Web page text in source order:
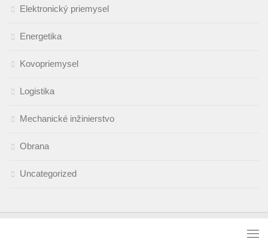
Elektronický priemysel
Energetika
Kovopriemysel
Logistika
Mechanické inžinierstvo
Obrana
Uncategorized